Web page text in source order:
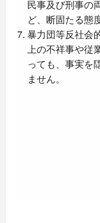
民事及び刑事の
ど、断固たる態
暴力団等反社会
上の不祥事や従
っても、事実を
ません。